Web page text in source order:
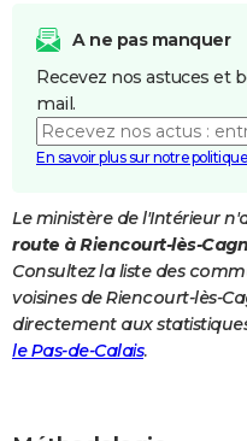
Destinations
City break
Voyage nature
Voyage de noces
Forum
Climat
PHOTO
GUIDES D'ACHAT
BONS PLANS
Carte de Noël
Carte Bonne année
Carte Saint-Valentin
Carte Pâques
Carte d'anniversaire
DICTIONNAIRE
Dictionnaire
Biographies
Citations
Expressions
Proverbes
PROGRAMME TV
COPAINS D'AVANT
S'inscrire
Se connecter
Lycées
Collèges
Primaires
Universités
Entreprises
Service militaire
Avis de recherche
A ne pas manquer
Recevez nos astuces et
mail.
En savoir plus sur notre
Le ministère de l'Intérieur
route à Riencourt-lès-
Consultez la liste des
voisines de Riencourt-lès-
directement aux
le Pas-de-Calais.